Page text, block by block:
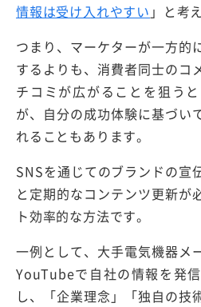
情報は受け入れやすい 」と考
つまり、マーケターが一方的
するよりも、消費者同士のコ
チコミが広がることを狙う
が、自分の成功体験に基づい
れることもあります。
SNSを通じてのブランドの宣
と定期的なコンテンツ更新が
ト効率的な方法です。
一例として、大手電気機器メ
YouTubeで自社の情報を発
し、「企業理念」「独自の技